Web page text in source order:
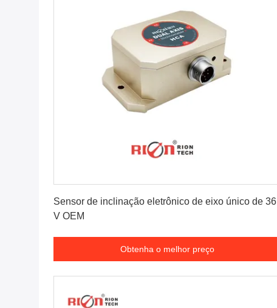
Sensor de inclinação eletrônico de eixo único de 36
V OEM
Obtenha o melhor preço